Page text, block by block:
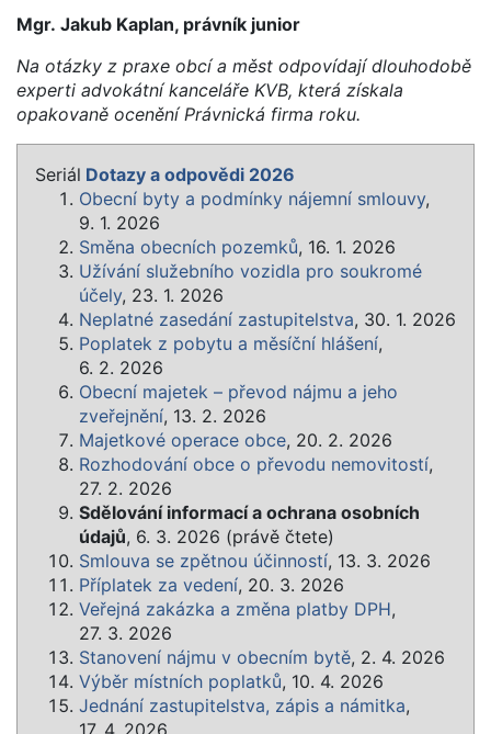
Mgr. Jakub Kaplan, právník junior
Na otázky z praxe obcí a měst odpovídají dlouhodobě
experti advokátní kanceláře KVB, která získala
opakovaně ocenění Právnická firma roku.
Seriál Dotazy a odpovědi 2026
Obecní byty a podmínky nájemní smlouvy,
9. 1. 2026
Směna obecních pozemků, 16. 1. 2026
Užívání služebního vozidla pro soukromé
účely, 23. 1. 2026
Neplatné zasedání zastupitelstva, 30. 1. 2026
Poplatek z pobytu a měsíční hlášení,
6. 2. 2026
Obecní majetek – převod nájmu a jeho
zveřejnění, 13. 2. 2026
Majetkové operace obce, 20. 2. 2026
Rozhodování obce o převodu nemovitostí,
27. 2. 2026
Sdělování informací a ochrana osobních
údajů, 6. 3. 2026 (právě čtete)
Smlouva se zpětnou účinností, 13. 3. 2026
Příplatek za vedení, 20. 3. 2026
Veřejná zakázka a změna platby DPH,
27. 3. 2026
Stanovení nájmu v obecním bytě, 2. 4. 2026
Výběr místních poplatků, 10. 4. 2026
Jednání zastupitelstva, zápis a námitka,
17. 4. 2026